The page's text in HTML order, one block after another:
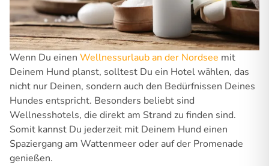
Wenn Du einen Wellnessurlaub an der Nordsee mit
Deinem Hund planst, solltest Du ein Hotel wählen, das
nicht nur Deinen, sondern auch den Bedürfnissen Deines
Hundes entspricht. Besonders beliebt sind
Wellnesshotels, die direkt am Strand zu finden sind.
Somit kannst Du jederzeit mit Deinem Hund einen
Spaziergang am Wattenmeer oder auf der Promenade
genießen.